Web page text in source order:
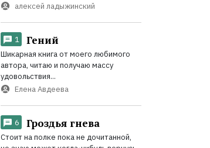
алексей ладыжинский
1 Гений
Шикарная книга от моего любимого
автора, читаю и получаю массу
удовольствия...
Елена Авдеева
6 Гроздья гнева
Стоит на полке пока не дочитанной,